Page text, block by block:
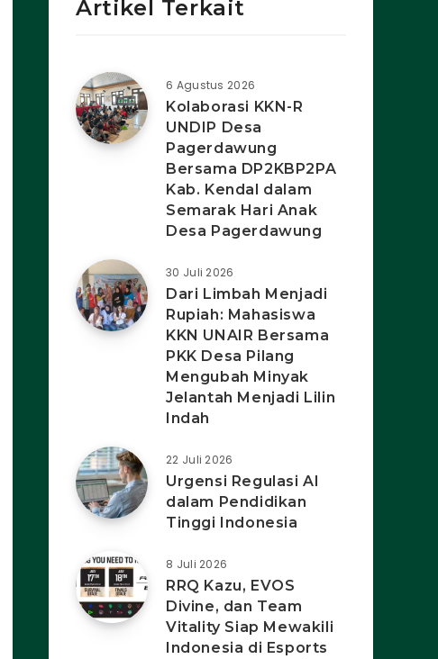
Artikel Terkait
6 Agustus 2026
Kolaborasi KKN-R
UNDIP Desa
Pagerdawung
Bersama DP2KBP2PA
Kab. Kendal dalam
Semarak Hari Anak
Desa Pagerdawung
30 Juli 2026
Dari Limbah Menjadi
Rupiah: Mahasiswa
KKN UNAIR Bersama
PKK Desa Pilang
Mengubah Minyak
Jelantah Menjadi Lilin
Indah
22 Juli 2026
Urgensi Regulasi AI
dalam Pendidikan
Tinggi Indonesia
8 Juli 2026
RRQ Kazu, EVOS
Divine, dan Team
Vitality Siap Mewakili
Indonesia di Esports